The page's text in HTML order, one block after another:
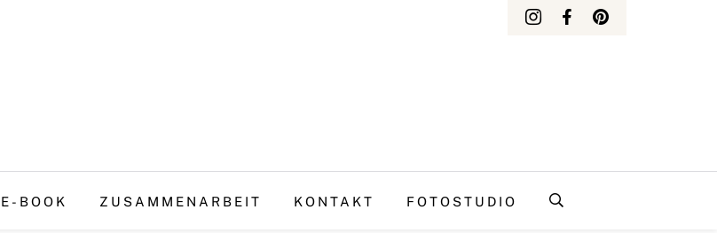
E-BOOK ZUSAMMENARBEIT KONTAKT FOTOSTUDIO